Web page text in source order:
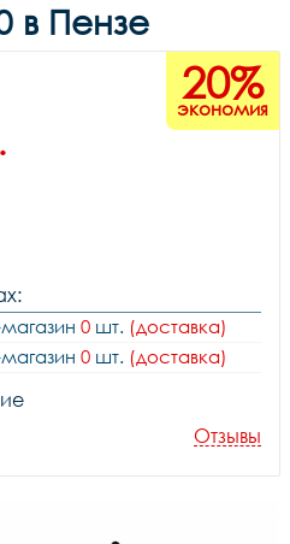
в Пензе
20%
экономия
0 шт. (доставка)
0 шт. (доставка)
Отзывы